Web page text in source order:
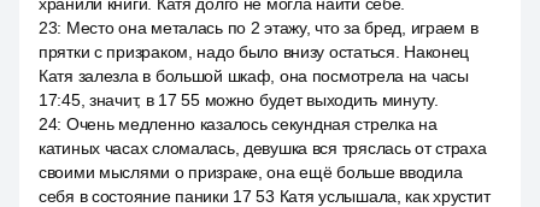
23: Место она металась по 2 этажу, что за бред, играем в
прятки с призраком, надо было внизу остаться. Наконец
Катя залезла в большой шкаф, она посмотрела на часы
17:45, значит, в 17 55 можно будет выходить минуту.
24: Очень медленно казалось секундная стрелка на
катиных часах сломалась, девушка вся тряслась от страха
своими мыслями о призраке, она ещё больше вводила
себя в состояние паники 17 53 Катя услышала, как хрустит